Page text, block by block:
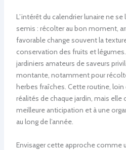
L’intérêt du calendrier lunaire ne
semis : récolter au bon moment,
favorable change souvent la
conservation des fruits et
jardiniers amateurs de saveurs
montante, notamment pour
herbes fraîches. Cette routine, loin
réalités de chaque jardin, mais elle
meilleure anticipation et à une
au long de l’année.
Envisager cette approche comme